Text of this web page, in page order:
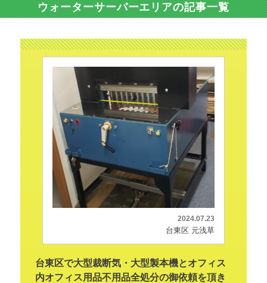
ウォーターサーバーエリアの記事一覧
2024.07.23
台東区 元浅草
台東区で大型裁断気・大型製本機とオフィス
内オフィス用品不用品全処分の御依頼を頂き